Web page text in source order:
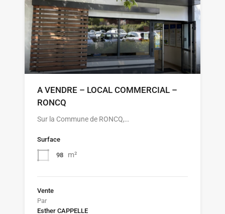
A VENDRE – LOCAL COMMERCIAL –
RONCQ
Sur la Commune de RONCQ,…
Surface
98 m²
Vente
Par
Esther CAPPELLE